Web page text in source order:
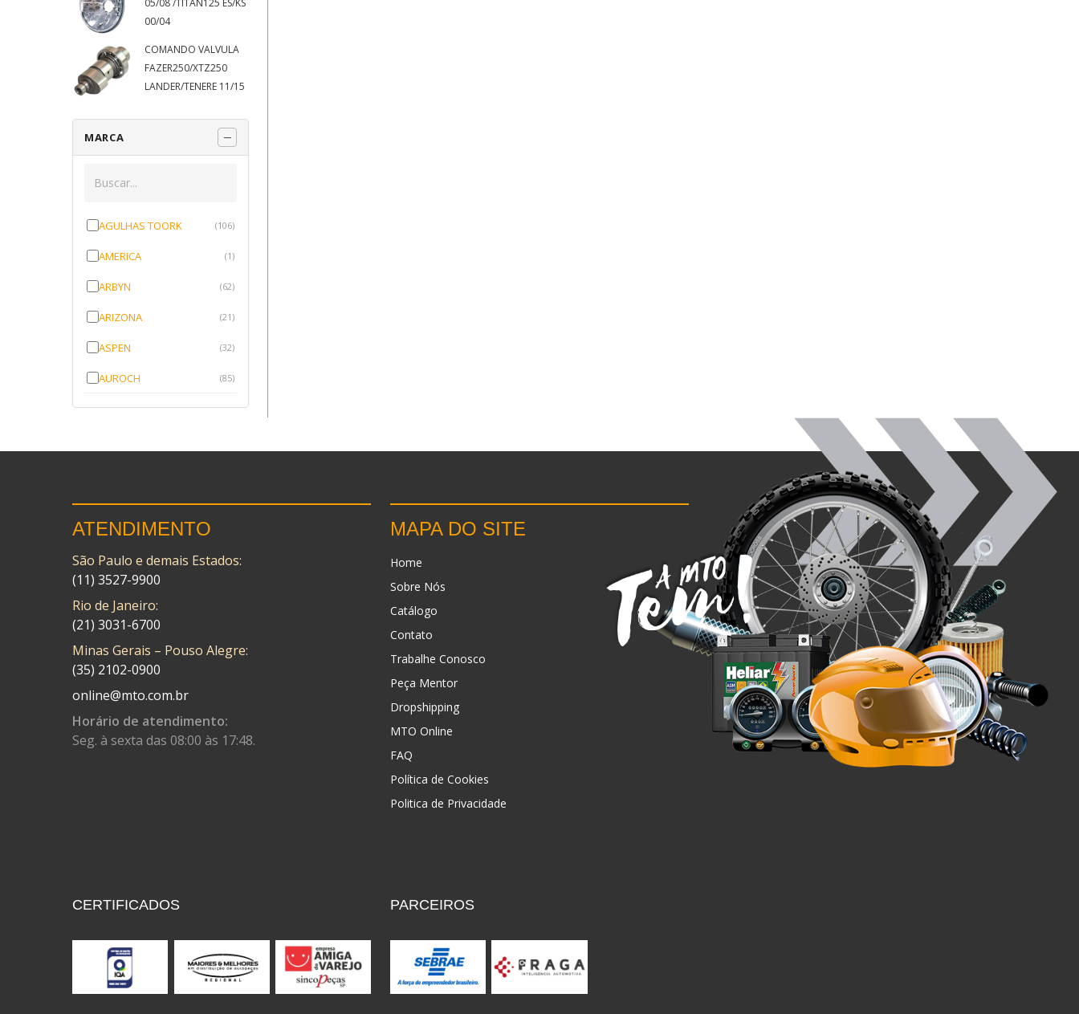
00/04
COMANDO VALVULA
FAZER250/XTZ250
LANDER/TENERE 11/15
MARCA
AGULHAS TOORK (106)
AMERICA (1)
ARBYN (62)
ARIZONA (21)
ASPEN (32)
AUROCH (85)
AURORENSE (143)
CAWU
CISER
CMP (10)
COMETA
CONTROL FLEX (92)
CPL IMPORT
DANIDREA (160)
DIVERSOS
DOMINATOR (64)
DUAS BARRAS
ATENDIMENTO
São Paulo e demais Estados:
(11) 3527-9900
Rio de Janeiro:
(21) 3031-6700
Minas Gerais – Pouso Alegre:
(35) 2102-0900
online@mto.com.br
Horário de atendimento:
Seg. à sexta das 08:00 às 17:48.
MAPA DO SITE
Home
Sobre Nós
Catálogo
Contato
Trabalhe Conosco
Peça Mentor
Dropshipping
MTO Online
FAQ
Política de Cookies
Politica de Privacidade
CERTIFICADOS PARCEIROS